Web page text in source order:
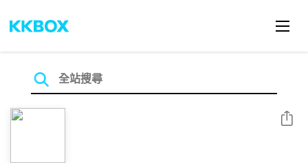
分享